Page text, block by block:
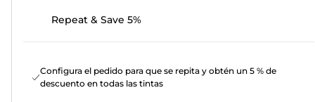
Repeat & Save 5%
Configura el pedido para que se repita y obtén un 5 % de
descuento en todas las tintas